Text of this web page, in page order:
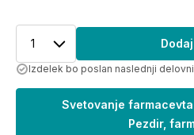
1
Izdelek bo poslan naslednji
Svetovanje farmacevta
Pezdir,